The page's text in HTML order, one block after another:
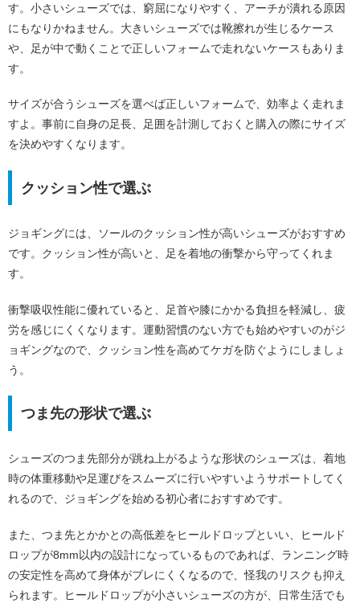
す。小さいシューズでは、窮屈になりやすく、アーチが潰れる原因
にもなりかねません。大きいシューズでは靴擦れが生じるケース
や、足が中で動くことで正しいフォームで走れないケースもありま
す。
サイズが合うシューズを選べば正しいフォームで、効率よく走れま
すよ。事前に自身の足長、足囲を計測しておくと購入の際にサイズ
を決めやすくなります。
クッション性で選ぶ
ジョギングには、ソールのクッション性が高いシューズがおすすめ
です。クッション性が高いと、足を着地の衝撃から守ってくれま
す。
衝撃吸収性能に優れていると、足首や膝にかかる負担を軽減し、疲
労を感じにくくなります。運動習慣のない方でも始めやすいのがジ
ョギングなので、クッション性を高めてケガを防ぐようにしましょ
う。
つま先の形状で選ぶ
シューズのつま先部分が跳ね上がるような形状のシューズは、着地
時の体重移動や足運びをスムーズに行いやすいようサポートしてく
れるので、ジョギングを始める初心者におすすめです。
また、つま先とかかとの高低差をヒールドロップといい、ヒールド
ロップが8mm以内の設計になっているものであれば、ランニング時
の安定性を高めて身体がブレにくくなるので、怪我のリスクも抑え
られます。ヒールドロップが小さいシューズの方が、日常生活でも